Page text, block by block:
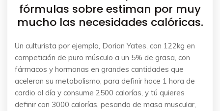
fórmulas sobre estiman por muy
mucho las necesidades calóricas.
Un culturista por ejemplo, Dorian Yates, con 122kg en
competición de puro músculo a un 5% de grasa, con
fármacos y hormonas en grandes cantidades que
aceleran su metabolismo, para definir hace 1 hora de
cardio al día y consume 2500 calorías, y tú quieres
definir con 3000 calorías, pesando de masa muscular,